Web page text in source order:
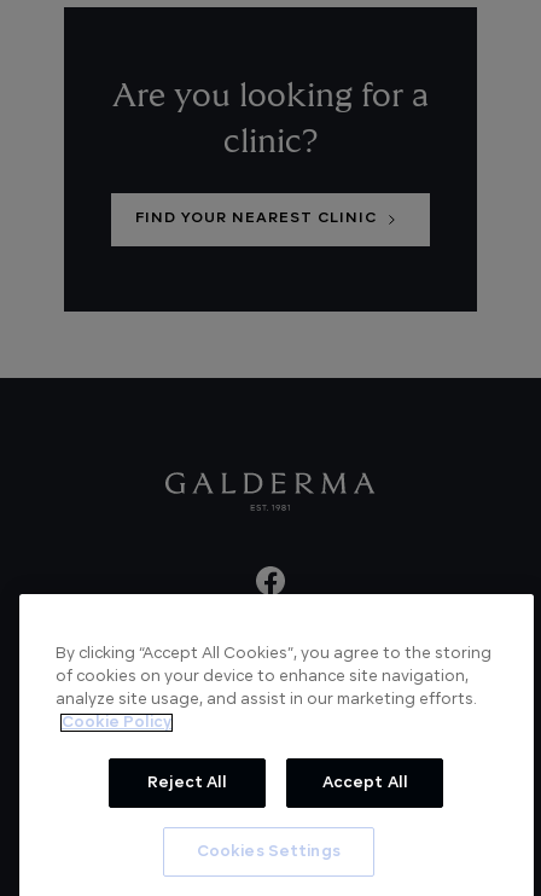
Are you looking for a
clinic?
FIND YOUR NEAREST CLINIC
About us Articles News Videos
Verified Certificate Contact us
By clicking “Accept All Cookies”, you agree to the storing
of cookies on your device to enhance site navigation,
analyze site usage, and assist in our marketing efforts.
Cookie Policy
Reject All Accept All
Cookies Settings